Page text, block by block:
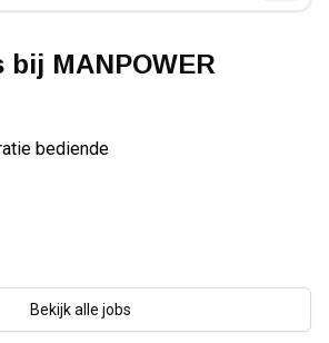
bij MANPOWER
bediende
Bekijk alle jobs